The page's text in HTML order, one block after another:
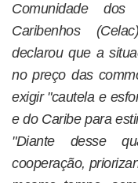
Comunidade dos
Caribenhos
declarou que a
no preço das
exigir "cautela e
e do Caribe para
"Diante desse
cooperação,